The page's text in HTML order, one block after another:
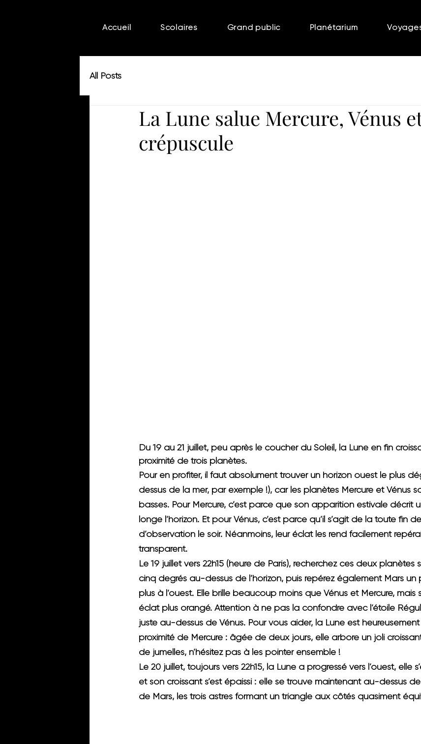
Accueil Scolaires Grand public Planétarium
All Posts
La Lune salue Mercure, Vénus
crépuscule
Du 19 au 21 juillet, peu après le coucher du Soleil, la Lune en fin
proximité de trois planètes.
Pour en profiter, il faut absolument trouver un horizon ouest le plus
dessus de la mer, par exemple !), car les planètes Mercure et Vénus
basses. Pour Mercure, c’est parce que son apparition estivale décrit
longe l’horizon. Et pour Vénus, c’est parce qu’il s’agit de la toute fin
d’observation le soir. Néanmoins, leur éclat les rend facilement
transparent.
Le 19 juillet vers 22h15 (heure de Paris), recherchez ces deux planètes
cinq degrés au-dessus de l’horizon, puis repérez également Mars
plus à l’ouest. Elle brille beaucoup moins que Vénus et Mercure,
éclat plus orangé. Attention à ne pas la confondre avec l’étoile
juste au-dessus de Vénus. Pour vous aider, la Lune est
proximité de Mercure : âgée de deux jours, elle arbore un joli
de jumelles, n’hésitez pas à les pointer ensemble !
Le 20 juillet, toujours vers 22h15, la Lune a progressé vers l’ouest, elle
et son croissant s’est épaissi : elle se trouve maintenant au-dessus
de Mars, les trois astres formant un triangle aux côtés quasiment